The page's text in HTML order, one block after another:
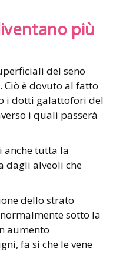
più
del seno
è dovuto al fatto
i dotti galattofori del
i quali passerà
anche tutta la
dagli alveoli che
dello strato
sotto la
aumento
fa sì che le vene